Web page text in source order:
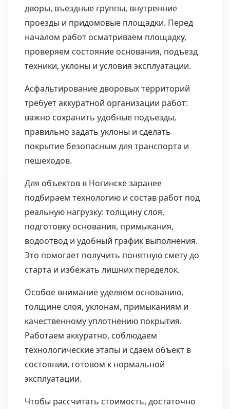
дворы, въездные группы, внутренние
проезды и придомовые площадки. Перед
началом работ осматриваем площадку,
проверяем состояние основания, подъезд
техники, уклоны и условия эксплуатации.
Асфальтирование дворовых территорий
требует аккуратной организации работ:
важно сохранить удобные подъезды,
правильно задать уклоны и сделать
покрытие безопасным для транспорта и
пешеходов.
Для объектов в Ногинске заранее
подбираем технологию и состав работ под
реальную нагрузку: толщину слоя,
подготовку основания, примыкания,
водоотвод и удобный график выполнения.
Это помогает получить понятную смету до
старта и избежать лишних переделок.
Особое внимание уделяем основанию,
толщине слоя, уклонам, примыканиям и
качественному уплотнению покрытия.
Работаем аккуратно, соблюдаем
технологические этапы и сдаем объект в
состоянии, готовом к нормальной
эксплуатации.
Чтобы рассчитать стоимость, достаточно